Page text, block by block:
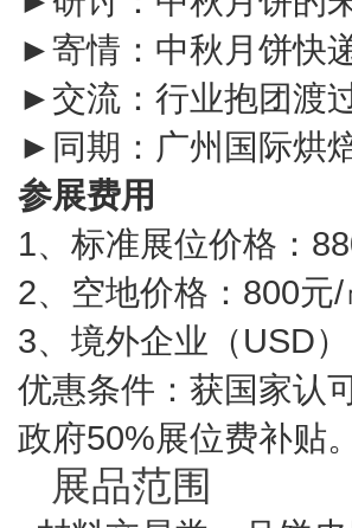
►寄情：中秋月饼快
►交流：行业抱团渡
►同期：广州国际烘
参展费用
1、标准展位价格：
2、空地价格：800元/
3、境外企业（USD
优惠条件：获国家认
政府50%展位费补贴。
展品范围